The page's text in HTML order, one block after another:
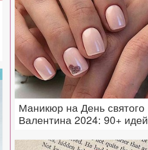
Маникюр на День святого
Валентина 2024: 90+ идей